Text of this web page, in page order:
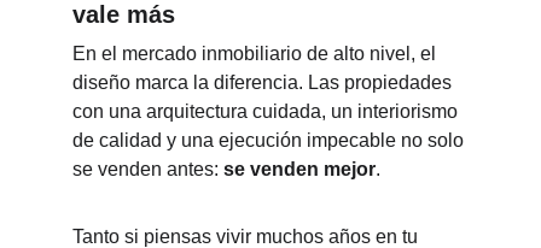
vale más
En el mercado inmobiliario de alto nivel, el
diseño marca la diferencia. Las propiedades
con una arquitectura cuidada, un interiorismo
de calidad y una ejecución impecable no solo
se venden antes: se venden mejor.
Tanto si piensas vivir muchos años en tu